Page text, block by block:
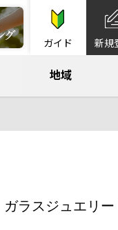
ガイド 新規
地域
ラスジュエリー